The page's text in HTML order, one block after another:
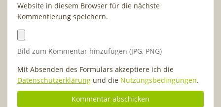
Website in diesem Browser für die nächste
Kommentierung speichern.
Bild zum Kommentar hinzufügen (JPG, PNG)
Mit Absenden des Formulars akzeptiere ich die
Datenschutzerklärung und die Nutzungsbedingungen.